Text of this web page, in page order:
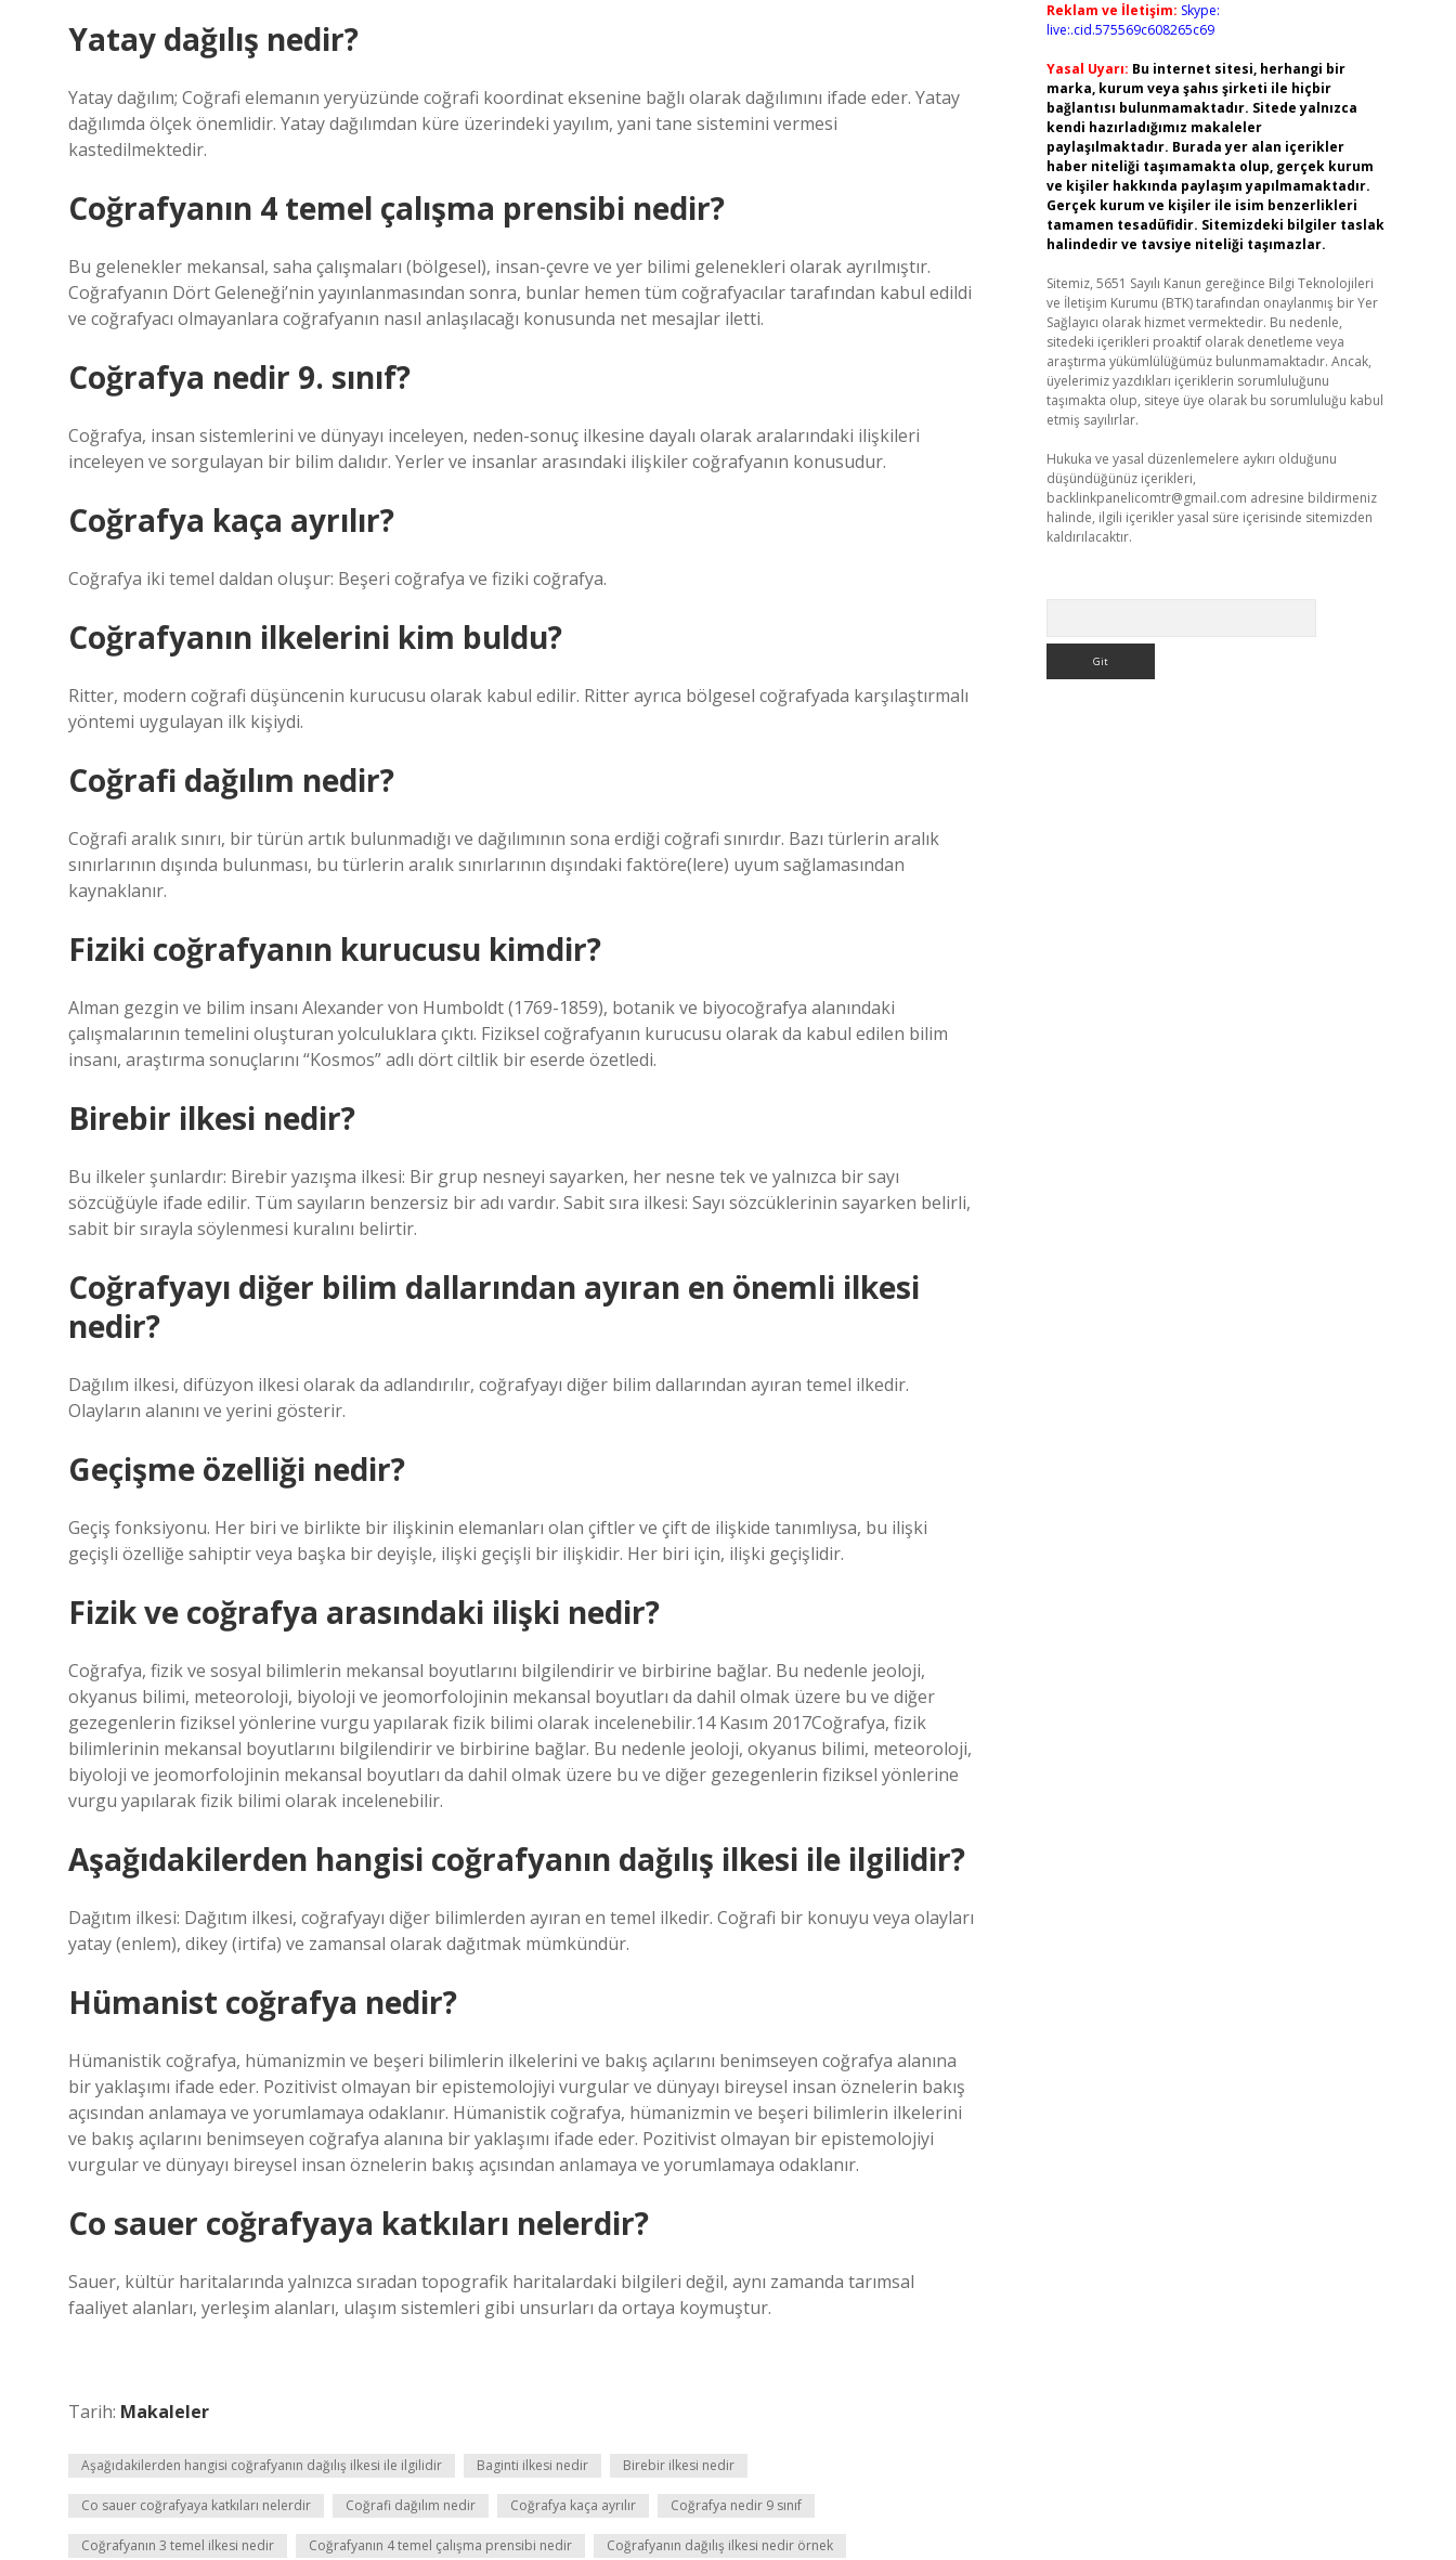
Yatay dağılış nedir?
Yatay dağılım; Coğrafi elemanın yeryüzünde coğrafi koordinat eksenine bağlı olarak dağılımını ifade eder. Yatay
dağılımda ölçek önemlidir. Yatay dağılımdan küre üzerindeki yayılım, yani tane sistemini vermesi
kastedilmektedir.
Coğrafyanın 4 temel çalışma prensibi nedir?
Bu gelenekler mekansal, saha çalışmaları (bölgesel), insan-çevre ve yer bilimi gelenekleri olarak ayrılmıştır.
Coğrafyanın Dört Geleneği’nin yayınlanmasından sonra, bunlar hemen tüm coğrafyacılar tarafından kabul edildi
ve coğrafyacı olmayanlara coğrafyanın nasıl anlaşılacağı konusunda net mesajlar iletti.
Coğrafya nedir 9. sınıf?
Coğrafya, insan sistemlerini ve dünyayı inceleyen, neden-sonuç ilkesine dayalı olarak aralarındaki ilişkileri
inceleyen ve sorgulayan bir bilim dalıdır. Yerler ve insanlar arasındaki ilişkiler coğrafyanın konusudur.
Coğrafya kaça ayrılır?
Coğrafya iki temel daldan oluşur: Beşeri coğrafya ve fiziki coğrafya.
Coğrafyanın ilkelerini kim buldu?
Ritter, modern coğrafi düşüncenin kurucusu olarak kabul edilir. Ritter ayrıca bölgesel coğrafyada karşılaştırmalı
yöntemi uygulayan ilk kişiydi.
Coğrafi dağılım nedir?
Coğrafi aralık sınırı, bir türün artık bulunmadığı ve dağılımının sona erdiği coğrafi sınırdır. Bazı türlerin aralık
sınırlarının dışında bulunması, bu türlerin aralık sınırlarının dışındaki faktöre(lere) uyum sağlamasından
kaynaklanır.
Fiziki coğrafyanın kurucusu kimdir?
Alman gezgin ve bilim insanı Alexander von Humboldt (1769-1859), botanik ve biyocoğrafya alanındaki
çalışmalarının temelini oluşturan yolculuklara çıktı. Fiziksel coğrafyanın kurucusu olarak da kabul edilen bilim
insanı, araştırma sonuçlarını “Kosmos” adlı dört ciltlik bir eserde özetledi.
Birebir ilkesi nedir?
Bu ilkeler şunlardır: Birebir yazışma ilkesi: Bir grup nesneyi sayarken, her nesne tek ve yalnızca bir sayı
sözcüğüyle ifade edilir. Tüm sayıların benzersiz bir adı vardır. Sabit sıra ilkesi: Sayı sözcüklerinin sayarken belirli,
sabit bir sırayla söylenmesi kuralını belirtir.
Coğrafyayı diğer bilim dallarından ayıran en önemli ilkesi
nedir?
Dağılım ilkesi, difüzyon ilkesi olarak da adlandırılır, coğrafyayı diğer bilim dallarından ayıran temel ilkedir.
Olayların alanını ve yerini gösterir.
Geçişme özelliği nedir?
Geçiş fonksiyonu. Her biri ve birlikte bir ilişkinin elemanları olan çiftler ve çift de ilişkide tanımlıysa, bu ilişki
geçişli özelliğe sahiptir veya başka bir deyişle, ilişki geçişli bir ilişkidir. Her biri için, ilişki geçişlidir.
Fizik ve coğrafya arasındaki ilişki nedir?
Coğrafya, fizik ve sosyal bilimlerin mekansal boyutlarını bilgilendirir ve birbirine bağlar. Bu nedenle jeoloji,
okyanus bilimi, meteoroloji, biyoloji ve jeomorfolojinin mekansal boyutları da dahil olmak üzere bu ve diğer
gezegenlerin fiziksel yönlerine vurgu yapılarak fizik bilimi olarak incelenebilir.14 Kasım 2017Coğrafya, fizik
bilimlerinin mekansal boyutlarını bilgilendirir ve birbirine bağlar. Bu nedenle jeoloji, okyanus bilimi, meteoroloji,
biyoloji ve jeomorfolojinin mekansal boyutları da dahil olmak üzere bu ve diğer gezegenlerin fiziksel yönlerine
vurgu yapılarak fizik bilimi olarak incelenebilir.
Aşağıdakilerden hangisi coğrafyanın dağılış ilkesi ile ilgilidir?
Dağıtım ilkesi: Dağıtım ilkesi, coğrafyayı diğer bilimlerden ayıran en temel ilkedir. Coğrafi bir konuyu veya olayları
yatay (enlem), dikey (irtifa) ve zamansal olarak dağıtmak mümkündür.
Hümanist coğrafya nedir?
Hümanistik coğrafya, hümanizmin ve beşeri bilimlerin ilkelerini ve bakış açılarını benimseyen coğrafya alanına
bir yaklaşımı ifade eder. Pozitivist olmayan bir epistemolojiyi vurgular ve dünyayı bireysel insan öznelerin bakış
açısından anlamaya ve yorumlamaya odaklanır. Hümanistik coğrafya, hümanizmin ve beşeri bilimlerin ilkelerini
ve bakış açılarını benimseyen coğrafya alanına bir yaklaşımı ifade eder. Pozitivist olmayan bir epistemolojiyi
vurgular ve dünyayı bireysel insan öznelerin bakış açısından anlamaya ve yorumlamaya odaklanır.
Co sauer coğrafyaya katkıları nelerdir?
Sauer, kültür haritalarında yalnızca sıradan topografik haritalardaki bilgileri değil, aynı zamanda tarımsal
faaliyet alanları, yerleşim alanları, ulaşım sistemleri gibi unsurları da ortaya koymuştur.
Tarih: Makaleler
Aşağıdakilerden hangisi coğrafyanın dağılış ilkesi ile ilgilidir Baginti ilkesi nedir Birebir ilkesi nedir
Co sauer coğrafyaya katkıları nelerdir Coğrafi dağılım nedir Coğrafya kaça ayrılır Coğrafya nedir 9 sınıf
Coğrafyanın 3 temel ilkesi nedir Coğrafyanın 4 temel çalışma prensibi nedir Coğrafyanın dağılış ilkesi nedir örnek
Reklam ve İletişim: Skype:
live:.cid.575569c608265c69
Yasal Uyarı: Bu internet sitesi, herhangi bir
marka, kurum veya şahıs şirketi ile hiçbir
bağlantısı bulunmamaktadır. Sitede yalnızca
kendi hazırladığımız makaleler
paylaşılmaktadır. Burada yer alan içerikler
haber niteliği taşımamakta olup, gerçek kurum
ve kişiler hakkında paylaşım yapılmamaktadır.
Gerçek kurum ve kişiler ile isim benzerlikleri
tamamen tesadüfidir. Sitemizdeki bilgiler taslak
halindedir ve tavsiye niteliği taşımazlar.
Sitemiz, 5651 Sayılı Kanun gereğince Bilgi Teknolojileri
ve İletişim Kurumu (BTK) tarafından onaylanmış bir Yer
Sağlayıcı olarak hizmet vermektedir. Bu nedenle,
sitedeki içerikleri proaktif olarak denetleme veya
araştırma yükümlülüğümüz bulunmamaktadır. Ancak,
üyelerimiz yazdıkları içeriklerin sorumluluğunu
taşımakta olup, siteye üye olarak bu sorumluluğu kabul
etmiş sayılırlar.
Hukuka ve yasal düzenlemelere aykırı olduğunu
düşündüğünüz içerikleri,
backlinkpanelicomtr@gmail.com adresine bildirmeniz
halinde, ilgili içerikler yasal süre içerisinde sitemizden
kaldırılacaktır.